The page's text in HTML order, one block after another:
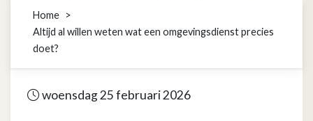
Home
Altijd al willen weten wat een omgevingsdienst precies
doet?
woensdag 25 februari 2026